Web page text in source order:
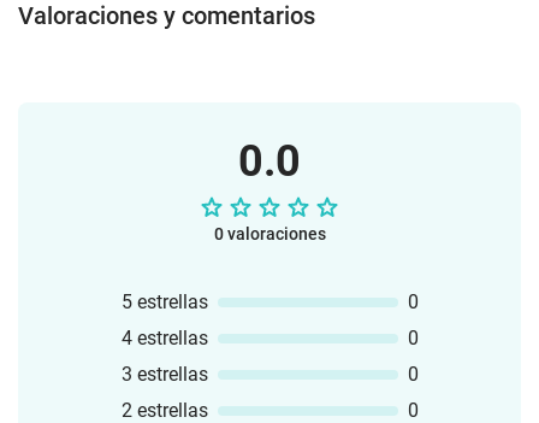
Valoraciones y comentarios
0.0
0 valoraciones
5 estrellas
0
4 estrellas
0
3 estrellas
0
2 estrellas
0